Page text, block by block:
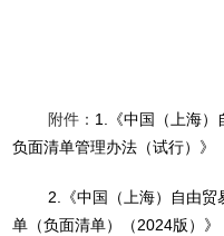
附件： 1.《中国（上海）
负面清单管理办法（试行）》
2.《中国（上海）自由
单（负面清单）（2024版）》